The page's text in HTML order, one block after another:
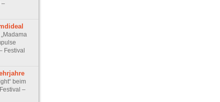
–
Festival
beim
–